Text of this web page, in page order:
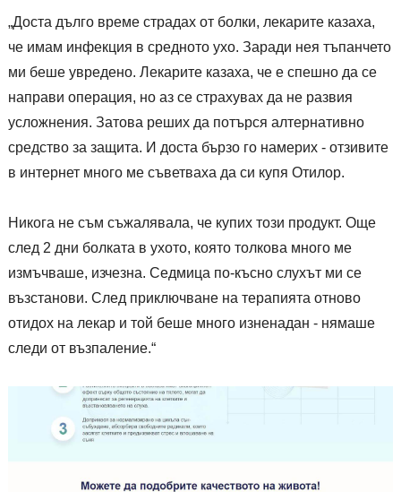
„Доста дълго време страдах от болки, лекарите казаха,
че имам инфекция в средното ухо. Заради нея тъпанчето
ми беше увредено. Лекарите казаха, че е спешно да се
направи операция, но аз се страхувах да не развия
усложнения. Затова реших да потърся алтернативно
средство за защита. И доста бързо го намерих - отзивите
в интернет много ме съветваха да си купя Отилор.
Никога не съм съжалявала, че купих този продукт. Още
след 2 дни болката в ухото, която толкова много ме
измъчваше, изчезна. Седмица по-късно слухът ми се
възстанови. След приключване на терапията отново
отидох на лекар и той беше много изненадан - нямаше
следи от възпаление.“